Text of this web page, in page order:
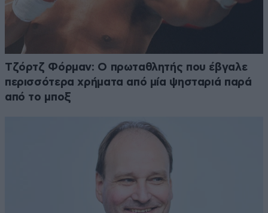
Τζόρτζ Φόρμαν: Ο πρωταθλητής που έβγαλε
περισσότερα χρήματα από μία ψησταριά παρά
από το μποξ